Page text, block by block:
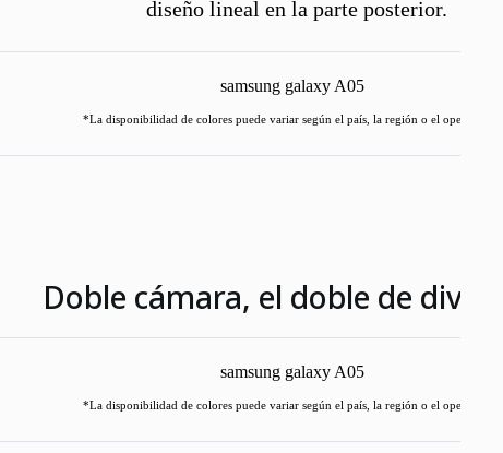
diseño lineal en la parte posterior.
*La disponibilidad de colores puede variar según el país, la región o el operador.
Doble cámara, el doble de
*La disponibilidad de colores puede variar según el país, la región o el operador.